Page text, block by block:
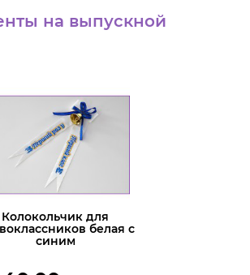
на выпускной
Колокольчик для
белая с
синим